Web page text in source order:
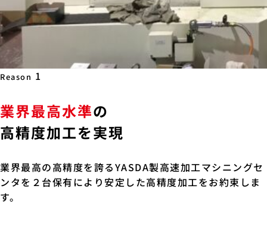
Reason 1
業界最高水準の
高精度加工を実現
業界最高の高精度を誇るYASDA製高速加工マシニングセ
ンタを２台保有により安定した高精度加工をお約束しま
す。